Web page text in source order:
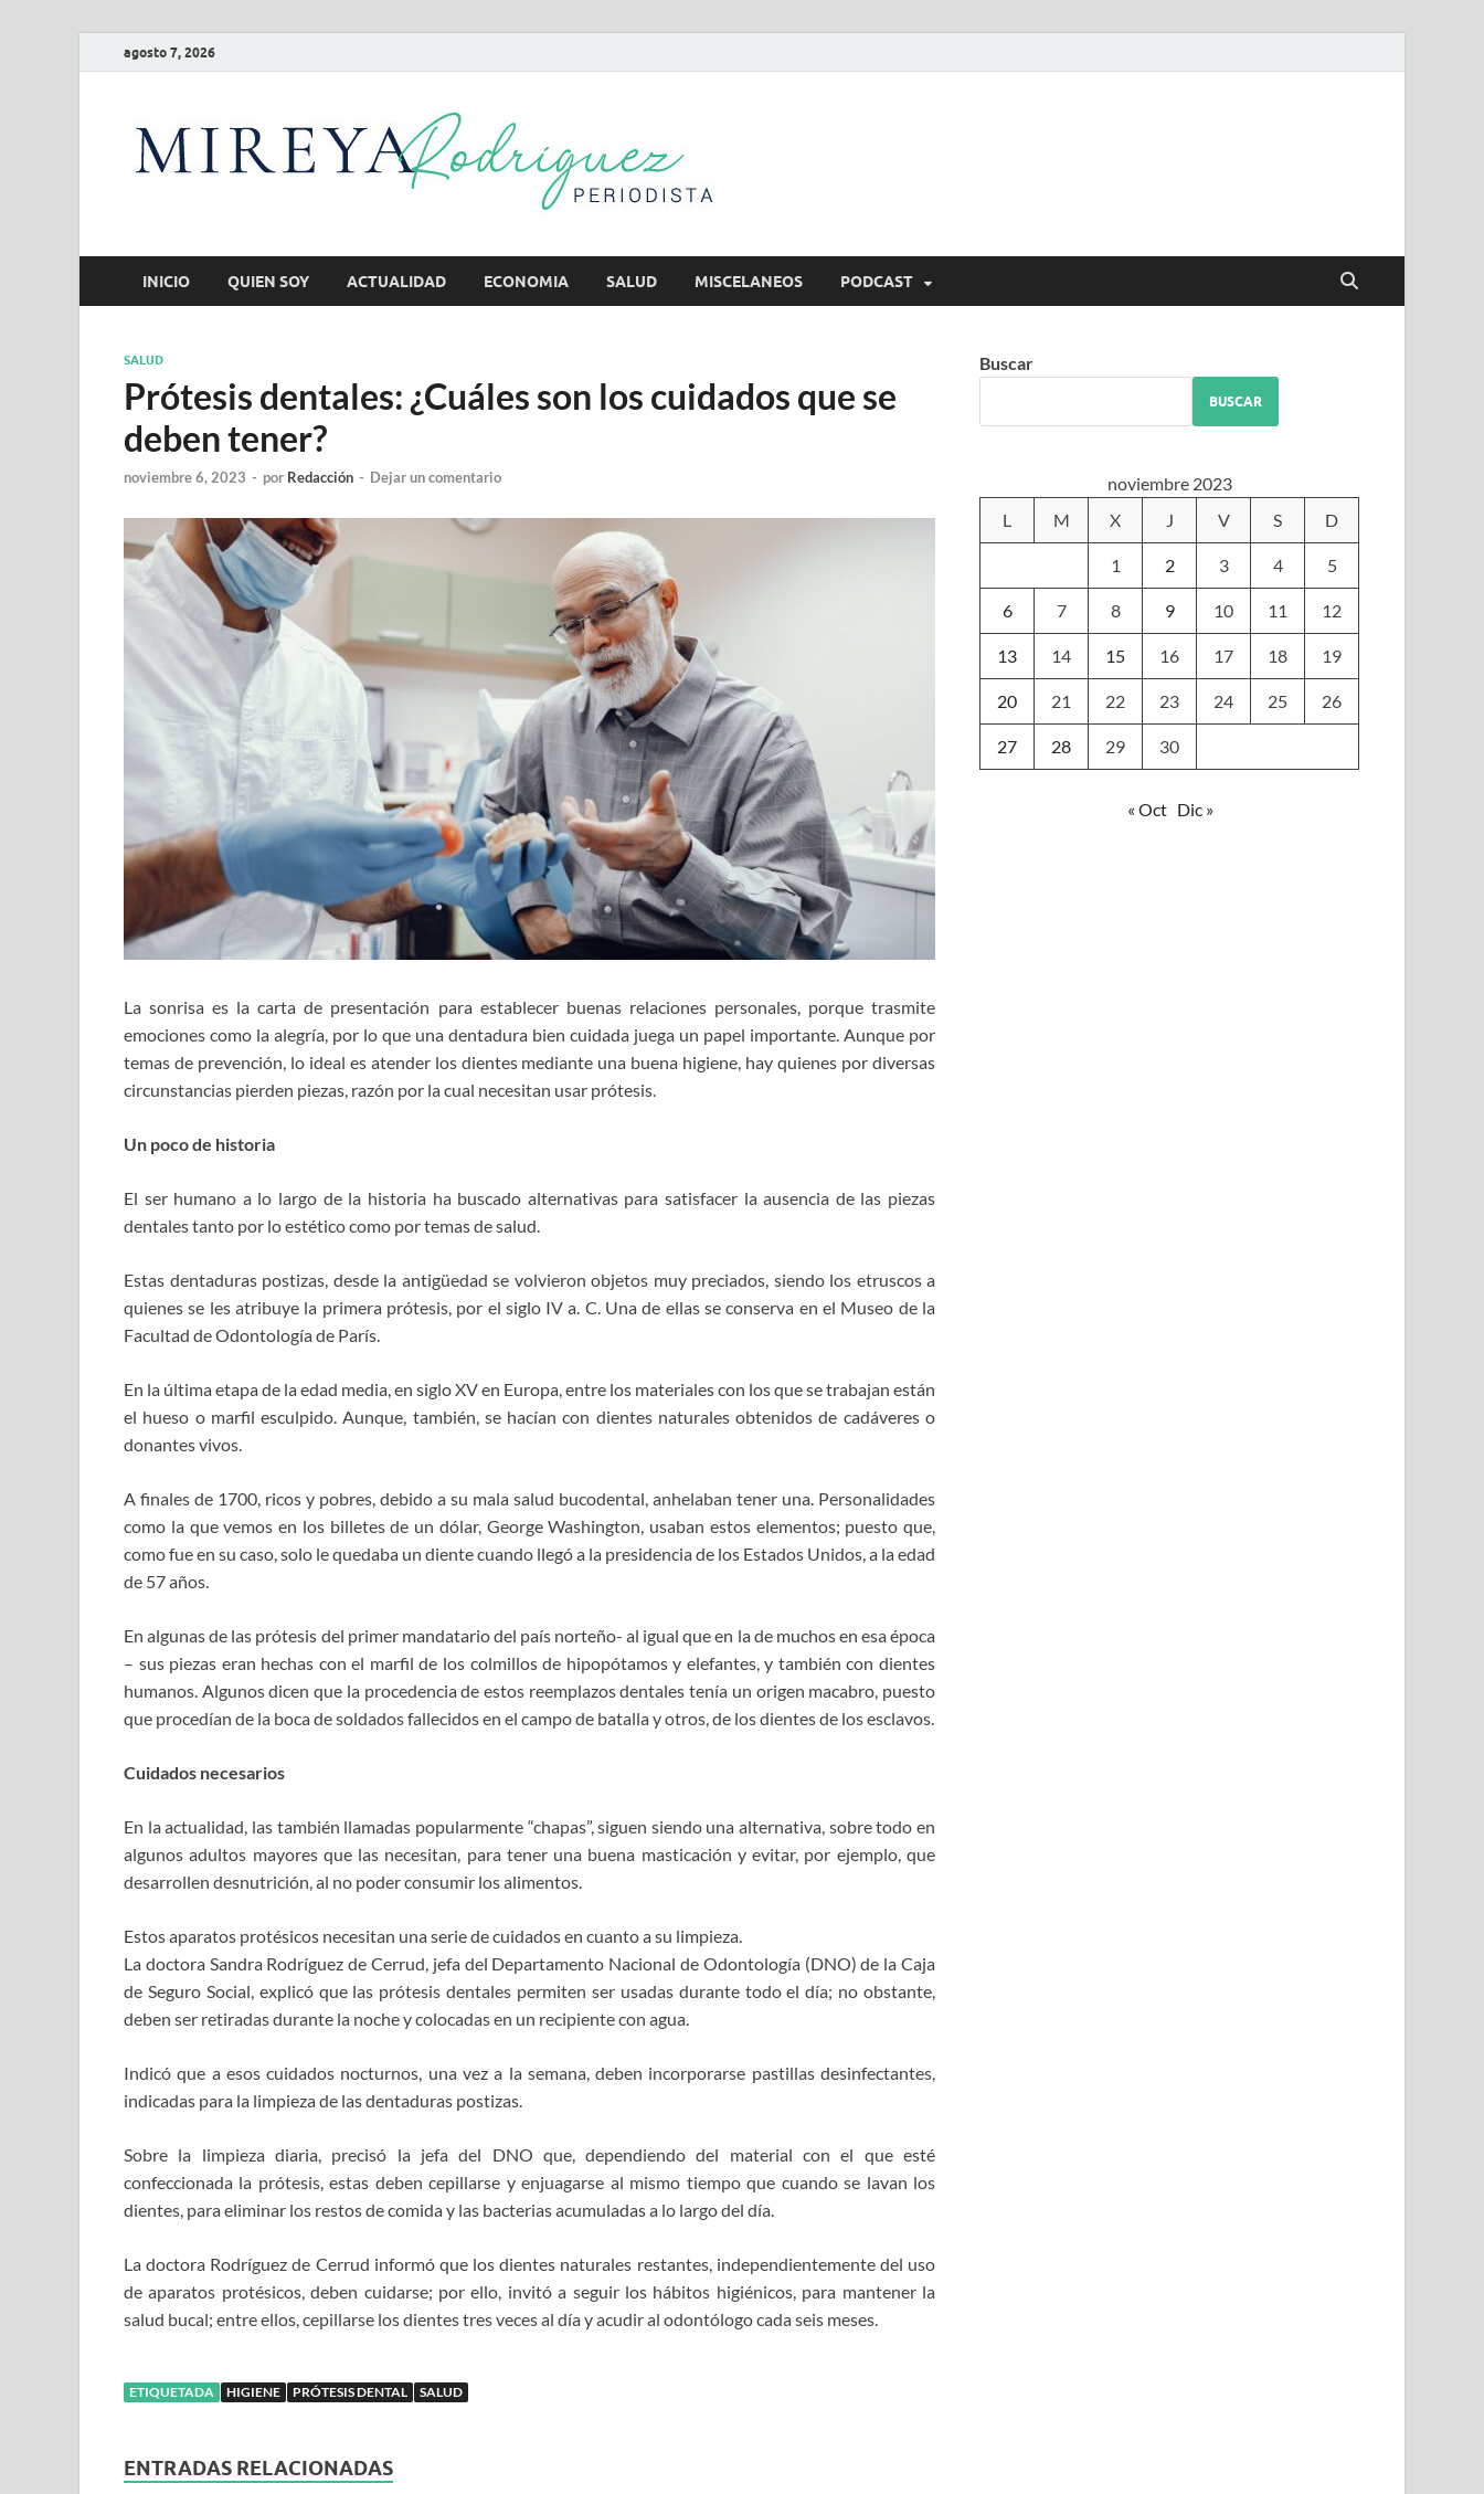
agosto 7, 2026
INICIO QUIEN SOY ACTUALIDAD ECONOMIA SALUD MISCELANEOS PODCAST
SALUD
Prótesis dentales: ¿Cuáles son los cuidados que se
deben tener?
noviembre 6, 2023 - por Redacción - Dejar un comentario
La sonrisa es la carta de presentación para establecer buenas relaciones personales, porque trasmite
emociones como la alegría, por lo que una dentadura bien cuidada juega un papel importante. Aunque por
temas de prevención, lo ideal es atender los dientes mediante una buena higiene, hay quienes por diversas
circunstancias pierden piezas, razón por la cual necesitan usar prótesis.
Un poco de historia
El ser humano a lo largo de la historia ha buscado alternativas para satisfacer la ausencia de las piezas
dentales tanto por lo estético como por temas de salud.
Estas dentaduras postizas, desde la antigüedad se volvieron objetos muy preciados, siendo los etruscos a
quienes se les atribuye la primera prótesis, por el siglo IV a. C. Una de ellas se conserva en el Museo de la
Facultad de Odontología de París.
En la última etapa de la edad media, en siglo XV en Europa, entre los materiales con los que se trabajan están
el hueso o marfil esculpido. Aunque, también, se hacían con dientes naturales obtenidos de cadáveres o
donantes vivos.
A finales de 1700, ricos y pobres, debido a su mala salud bucodental, anhelaban tener una. Personalidades
como la que vemos en los billetes de un dólar, George Washington, usaban estos elementos; puesto que,
como fue en su caso, solo le quedaba un diente cuando llegó a la presidencia de los Estados Unidos, a la edad
de 57 años.
En algunas de las prótesis del primer mandatario del país norteño- al igual que en la de muchos en esa época
– sus piezas eran hechas con el marfil de los colmillos de hipopótamos y elefantes, y también con dientes
humanos. Algunos dicen que la procedencia de estos reemplazos dentales tenía un origen macabro, puesto
que procedían de la boca de soldados fallecidos en el campo de batalla y otros, de los dientes de los esclavos.
Cuidados necesarios
En la actualidad, las también llamadas popularmente “chapas”, siguen siendo una alternativa, sobre todo en
algunos adultos mayores que las necesitan, para tener una buena masticación y evitar, por ejemplo, que
desarrollen desnutrición, al no poder consumir los alimentos.
Estos aparatos protésicos necesitan una serie de cuidados en cuanto a su limpieza.
La doctora Sandra Rodríguez de Cerrud, jefa del Departamento Nacional de Odontología (DNO) de la Caja
de Seguro Social, explicó que las prótesis dentales permiten ser usadas durante todo el día; no obstante,
deben ser retiradas durante la noche y colocadas en un recipiente con agua.
Indicó que a esos cuidados nocturnos, una vez a la semana, deben incorporarse pastillas desinfectantes,
indicadas para la limpieza de las dentaduras postizas.
Sobre la limpieza diaria, precisó la jefa del DNO que, dependiendo del material con el que esté
confeccionada la prótesis, estas deben cepillarse y enjuagarse al mismo tiempo que cuando se lavan los
dientes, para eliminar los restos de comida y las bacterias acumuladas a lo largo del día.
La doctora Rodríguez de Cerrud informó que los dientes naturales restantes, independientemente del uso
de aparatos protésicos, deben cuidarse; por ello, invitó a seguir los hábitos higiénicos, para mantener la
salud bucal; entre ellos, cepillarse los dientes tres veces al día y acudir al odontólogo cada seis meses.
ETIQUETADA HIGIENE PRÓTESIS DENTAL SALUD
ENTRADAS RELACIONADAS
Buscar
BUSCAR
noviembre 2023
L
M X J V S D
1 2 3 4 5
6 7 8 9 10 11 12
13 14 15 16 17 18 19
20 21 22 23 24 25 26
27 28 29 30
« Oct Dic »